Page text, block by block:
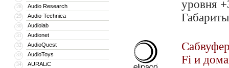
28 Audio Research
29 Audio-Technica
30 Audiolab
31 Audionet
32 AudioQuest
33 AudioToys
34 AURALiC
уровня
Fi и